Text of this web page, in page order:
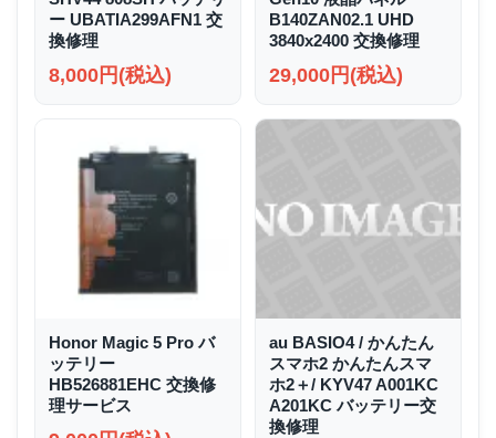
ー UBATIA299AFN1 交
換修理
8,000円(税込)
B140ZAN02.1 UHD
3840x2400 交換修理
29,000円(税込)
Honor Magic 5 Pro バ
ッテリー
HB526881EHC 交換修
理サービス
au BASIO4 / かんたん
スマホ2 かんたんスマ
ホ2＋/ KYV47 A001KC
A201KC バッテリー交
換修理